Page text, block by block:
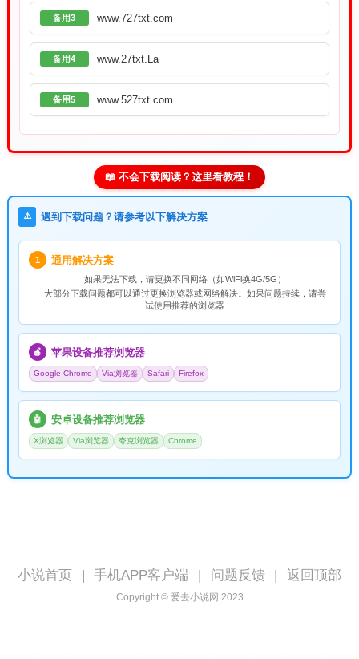
备用3 www.727txt.com
备用4 www.27txt.La
备用5 www.527txt.com
📖 不会下载阅读？这里看教程！
⚠️ 遇到下载问题？请参考以下解决方案
1 通用解决方案
如果无法下载，请更换不同网络（如WiFi换4G/5G）
大部分下载问题都可以通过更换浏览器或网络解决。如果问题持续，请尝
试使用推荐的浏览器
🍎 苹果设备推荐浏览器
Google Chrome Via浏览器 Safari Firefox
🤖 安卓设备推荐浏览器
X浏览器 Via浏览器 夸克浏览器 Chrome
小说首页 手机APP客户端 问题反馈 返回顶部
Copyright © 爱去小说网 2023